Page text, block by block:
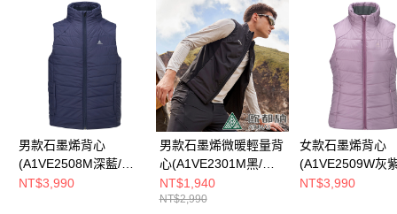
男款石墨烯背心
(A1VE2508M深藍/石
墨烯/保暖背心/樂遊戶
NT$3,990
男款石墨烯微暖輕量背
心(A1VE2301M黑/石
墨烯/保暖背心/休閒旅
遊/保暖舒適)
NT$1,940
NT$2,990
女款石墨烯背心
(A1VE2509W灰
石墨烯/保暖背心/
NT$3,990